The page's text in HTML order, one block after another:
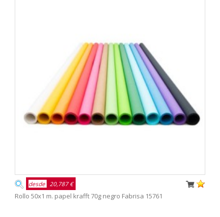
desde 20,787 €
Rollo 50x1 m. papel krafft 70g negro Fabrisa 15761